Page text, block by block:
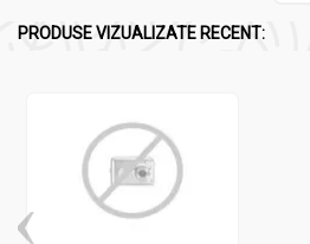
PRODUSE VIZUALIZATE RECENT: